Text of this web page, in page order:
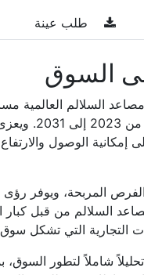
السوق
السلالم العالمية
خلال
إمكانية الوصول
المربحة، ويوفر
السلالم من قبل كبار
التجارية التي تشكل
شاملاً لتطور السوق،